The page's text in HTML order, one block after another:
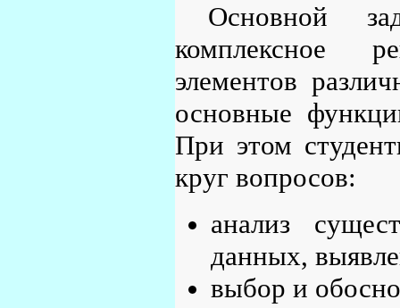
Основной
комплексное
элементов
основные
При этом
круг вопросов:
анализ
данных,
выбор и